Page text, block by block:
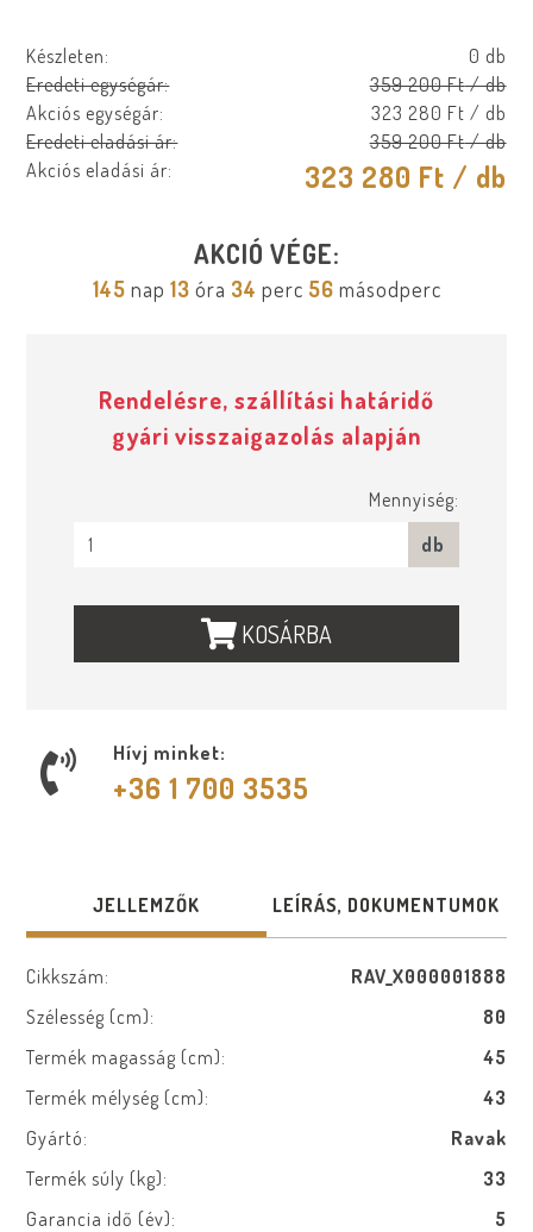
Készleten:
0 db
Eredeti egységár:
359 200 Ft/ db
Akciós egységár:
323 280 Ft / db
Eredeti eladási ár:
359 200 Ft/ db
Akciós eladási ár:
323 280 Ft / db
AKCIÓ VÉGE:
145 nap 13 óra 34 perc 56 másodperc
Rendelésre, szállítási határidő
gyári visszaigazolás alapján
Mennyiség:
db
KOSÁRBA
Hívj minket:
+36 1 700 3535
JELLEMZŐK LEÍRÁS, DOKUMENTUMOK
Cikkszám:
RAV_X000001888
Szélesség (cm):
80
Termék magasság (cm):
45
Termék mélység (cm):
43
Gyártó:
Ravak
Termék súly (kg):
33
Garancia idő (év):
5